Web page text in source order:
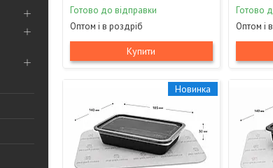
Готово до відправки
Оптом і в роздріб
Купити
Готово
Оптом і
Новинка